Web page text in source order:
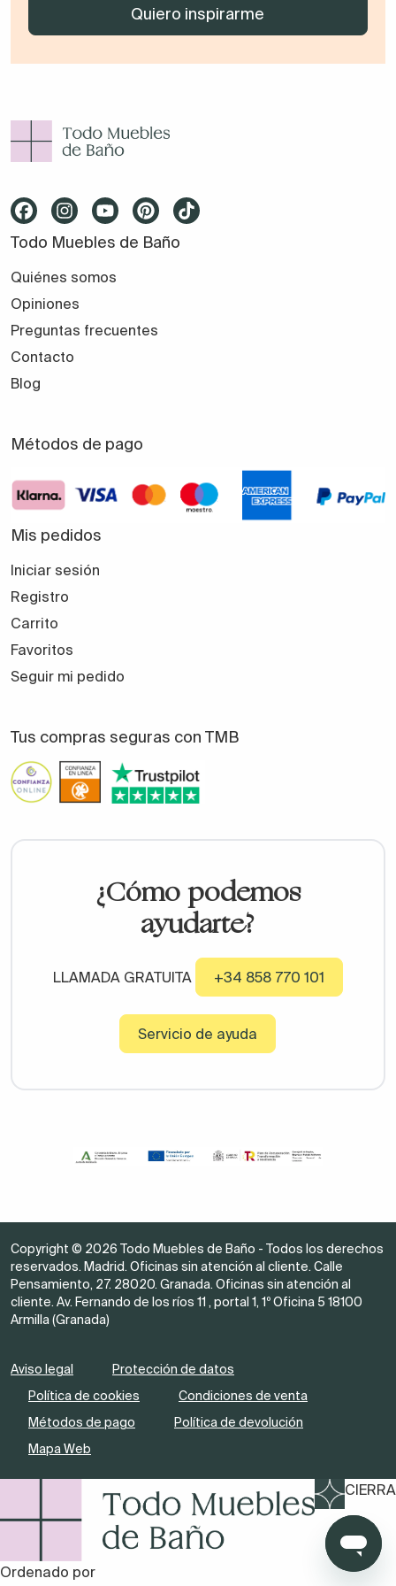
asesoramiento personalizado, nuestro equipo está
disponible para ayudarte en todo momento, desde la
Todo Muebles de Baño
Quiénes somos
Opiniones
Preguntas frecuentes
Contacto
Blog
Métodos de pago
Mis pedidos
Iniciar sesión
Registro
Carrito
Favoritos
Seguir mi pedido
Tus compras seguras con TMB
¿Cómo podemos
ayudarte?
LLAMADA GRATUITA +34 858 770 101
Servicio de ayuda
Copyright © 2026 Todo Muebles de Baño - Todos los derechos
reservados. Madrid. Oficinas sin atención al cliente. Calle
Pensamiento, 27. 28020. Granada. Oficinas sin atención al
cliente. Av. Fernando de los ríos 11 , portal 1, 1º Oficina 5 18100
Armilla (Granada)
Aviso legal
Protección de datos
Política de cookies
Condiciones de venta
Métodos de pago
Política de devolución
Mapa Web
CIERRA
Ordenado por